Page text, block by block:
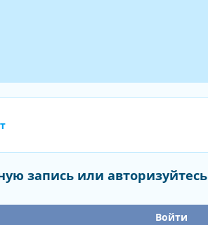
запись или авторизуйтесь
Войти